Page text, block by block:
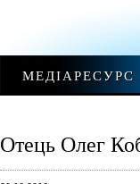
МЕДІАРЕСУРС
Отець Олег